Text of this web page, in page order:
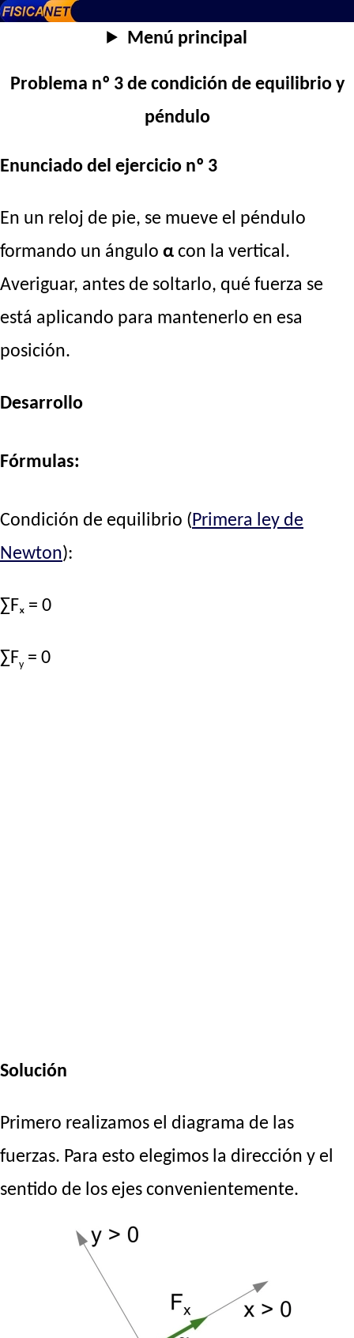
Menú principal
Problema nº 3 de condición de equilibrio y
péndulo
Enunciado del ejercicio nº 3
En un reloj de pie, se mueve el péndulo
formando un ángulo α con la vertical.
Averiguar, antes de soltarlo, qué fuerza se
está aplicando para mantenerlo en esa
posición.
Desarrollo
Fórmulas:
Condición de equilibrio (Primera ley de
Newton):
∑Fₓ = 0
∑Fy = 0
Solución
Primero realizamos el diagrama de las
fuerzas. Para esto elegimos la dirección y el
sentido de los ejes convenientemente.